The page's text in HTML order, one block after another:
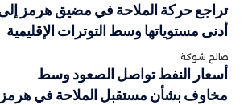
تراجع حركة الملاحة في مضيق هرمز
أدنى مستوياتها وسط التوترات الإقليمية
صالح شوكة
أسعار النفط تواصل الصعود وسط
مخاوف بشأن مستقبل الملاحة في هرمز